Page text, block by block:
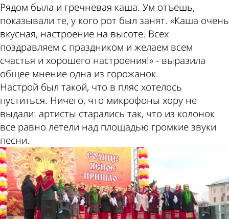
Рядом была и гречневая каша. Ум отъешь,
показывали те, у кого рот был занят. «Каша очень
вкусная, настроение на высоте. Всех
поздравляем с праздником и желаем всем
счастья и хорошего настроения!» - выразила
общее мнение одна из горожанок.
Настрой был такой, что в пляс хотелось
пуститься. Ничего, что микрофоны хору не
выдали: артисты старались так, что из колонок
все равно летели над площадью громкие звуки
песни.